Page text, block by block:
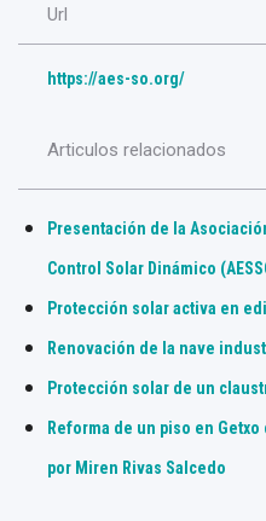
Url
https://aes-so.org/
Articulos relacionados
Presentación de la
Control Solar Dinámico
Protección solar activa en
Renovación de la nave
Protección solar de un
Reforma de un piso en
por Miren Rivas Salcedo